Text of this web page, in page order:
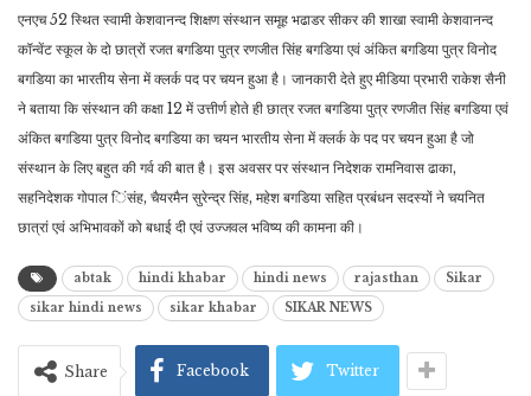
एनएच 52 स्थित स्वामी केशवानन्द शिक्षण संस्थान समूह भढाडर सीकर की शाखा स्वामी केशवानन्द
कॉन्वेंट स्कूल के दो छात्रों रजत बगडिया पुत्र रणजीत सिंह बगडिया एवं अंकित बगडिया पुत्र विनोद
बगडिया का भारतीय सेना में क्लर्क पद पर चयन हुआ है। जानकारी देते हुए मीडिया प्रभारी राकेश सैनी
ने बताया कि संस्थान की कक्षा 12 में उत्तीर्ण होते ही छात्र रजत बगडिया पुत्र रणजीत सिंह बगडिया एवं
अंकित बगडिया पुत्र विनोद बगडिया का चयन भारतीय सेना में क्लर्क के पद पर चयन हुआ है जो
संस्थान के लिए बहुत की गर्व की बात है। इस अवसर पर संस्थान निदेशक रामनिवास ढाका,
सहनिदेशक गोपाल िंसंह, चैयरमैन सुरेन्द्र सिंह, महेश बगडिया सहित प्रबंधन सदस्यों ने चयनित
छात्रां एवं अभिभावकों को बधाई दी एवं उज्जवल भविष्य की कामना की।
abtak hindi khabar hindi news rajasthan
Sikar
sikar hindi news
sikar khabar SIKAR NEWS
Share Facebook Twitter